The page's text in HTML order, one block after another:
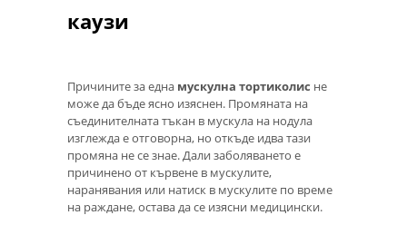
каузи
Причините за една мускулна тортиколис не
може да бъде ясно изяснен. Промяната на
съединителната тъкан в мускула на нодула
изглежда е отговорна, но откъде идва тази
промяна не се знае. Дали заболяването е
причинено от кървене в мускулите,
наранявания или натиск в мускулите по време
на раждане, остава да се изясни медицински.